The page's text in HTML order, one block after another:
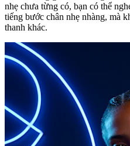
nhẹ chưa từng có, bạn có thể
tiếng bước chân nhẹ nhàng, mà
thanh khác.